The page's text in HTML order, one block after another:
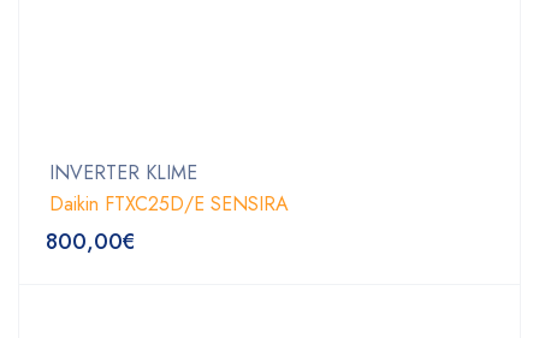
INVERTER KLIME
Daikin FTXC25D/E SENSIRA
800,00€